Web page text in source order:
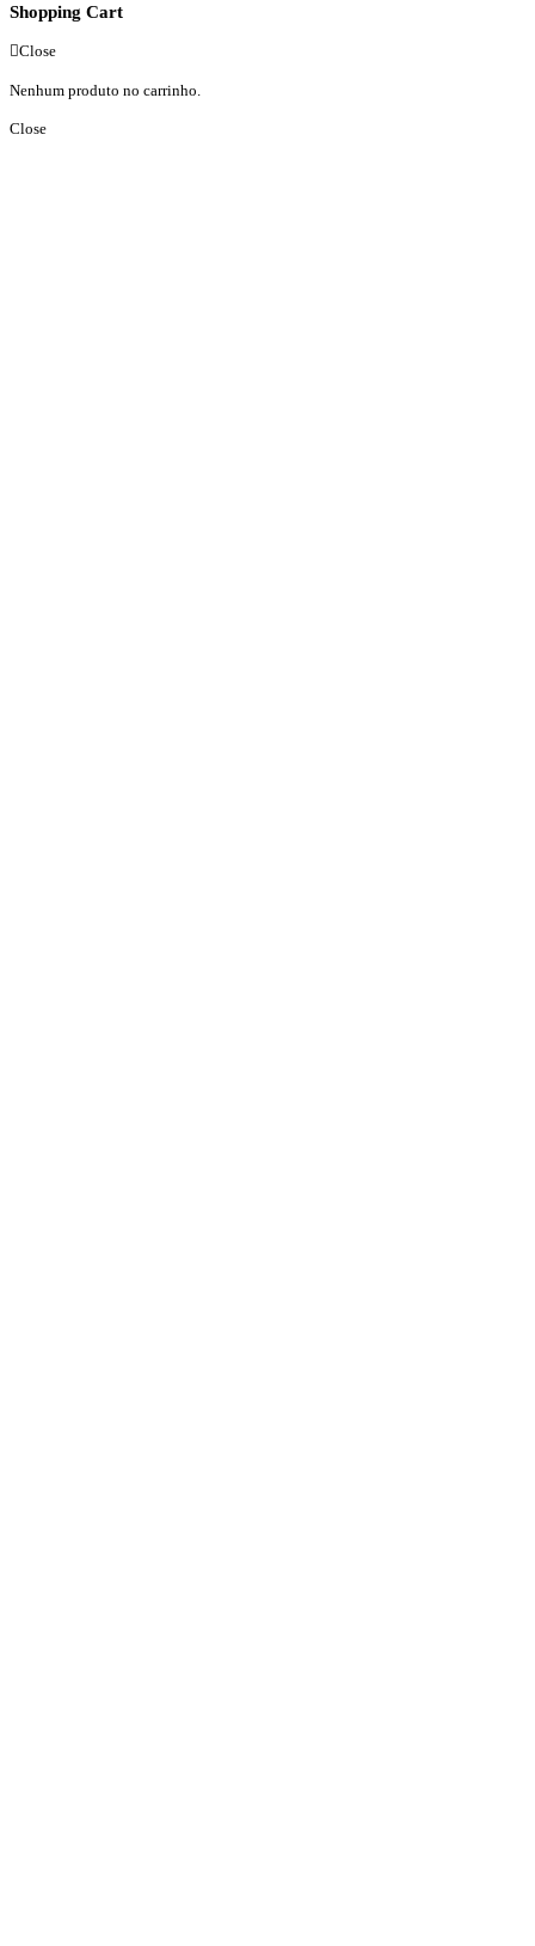
Shopping Cart
Close
Nenhum produto no carrinho.
Close